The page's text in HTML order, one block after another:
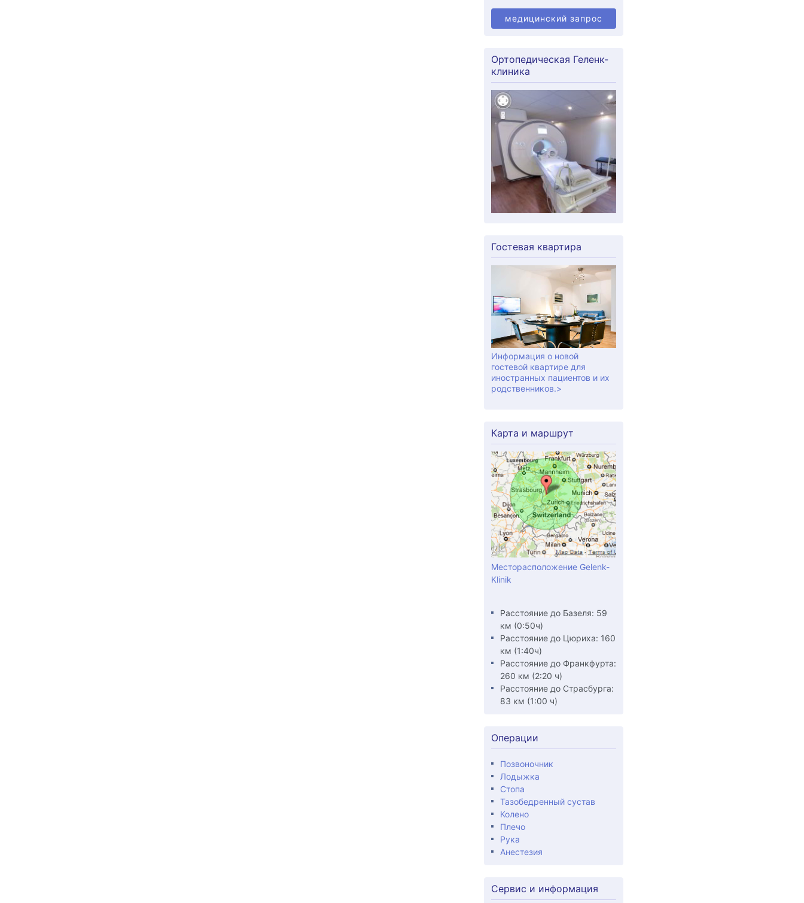
медицинский запрос
Ортопедическая Геленк-
клиника
Гостевая квартира
Информация о новой
гостевой квартире для
иностранных пациентов и их
родственников.>
Карта и маршрут
Месторасположение Gelenk-
Klinik
Расстояние до Базеля: 59
км (0:50ч)
Расстояние до Цюриха: 160
км (1:40ч)
Расстояние до Франкфурта:
260 км (2:20 ч)
Расстояние до Страсбурга:
83 км (1:00 ч)
Операции
Позвоночник
Лодыжка
Стопа
Тазобедренный сустав
Колено
Плечо
Рука
Анестезия
Сервис и информация